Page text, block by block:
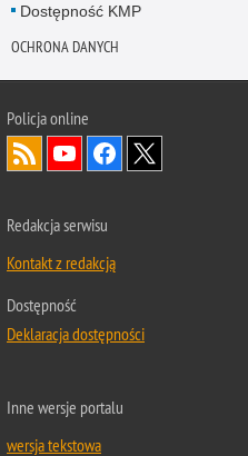
Dostępność KMP
OCHRONA DANYCH
Policja online
Redakcja serwisu
Kontakt z redakcją
Dostępność
Deklaracja dostępności
Inne wersje portalu
wersja tekstowa